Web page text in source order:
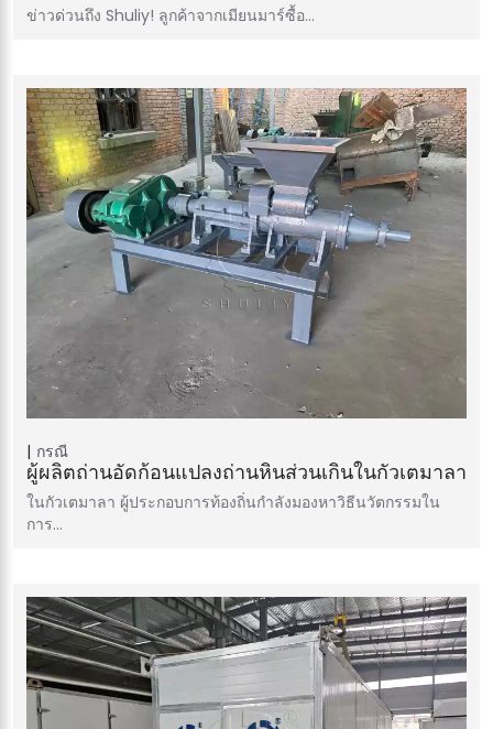
ข่าวด่วนถึง Shuliy! ลูกค้าจากเมียนมาร์ซื้อ…
กรณี
ผู้ผลิตถ่านอัดก้อนแปลงถ่านหินส่วนเกินในกัวเตมาลา
ในกัวเตมาลา ผู้ประกอบการท้องถิ่นกำลังมองหาวิธีนวัตกรรมใน
การ…